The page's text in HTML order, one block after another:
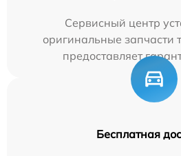
Сервисный центр
оригинальные запчасти
предоставляет
Бесплатная